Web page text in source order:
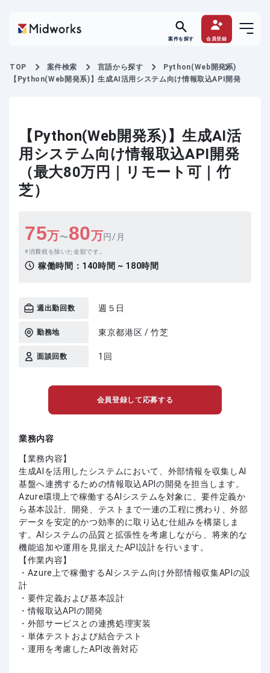
案件を探す 会員登録
TOP 案件検索 言語から探す
Python(Web開発系)
【Python(Web開発系)】生成AI活用システム向け情報取込API開発
【Python(Web開発系)】生成AI活
用システム向け情報取込API開発
（最大80万円｜リモート可｜竹
芝）
75万〜80万円/月
消費税を除いた金額です。
稼働時間： 140時間 ~ 180時間
週出勤回数 週５日
勤務地 東京都港区 / 竹芝
面談回数 1回
会員登録して応募する
業務内容
【業務内容】
生成AIを活用したシステムにおいて、外部情報を収集しAI
基盤へ連携するための情報取込APIの開発を担当します。
Azure環境上で稼働するAIシステムを対象に、要件定義か
ら基本設計、開発、テストまで一連の工程に携わり、外部
データを安定的かつ効率的に取り込む仕組みを構築しま
す。AIシステムの品質と拡張性を考慮しながら、将来的な
機能追加や運用を見据えたAPI設計を行います。
【作業内容】
・Azure上で稼働するAIシステム向け外部情報収集APIの設
計
・要件定義および基本設計
・情報取込APIの開発
・外部サービスとの連携処理実装
・単体テストおよび結合テスト
・運用を考慮したAPI改善対応